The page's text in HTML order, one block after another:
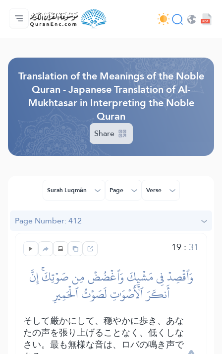
Home
Index of Translations
Audio
Developers' Services - API
About
Contact Us
Language
Translation of the Meanings of the Noble
Quran - Japanese Translation of Al-
Mukhtasar in Interpreting the Noble
Quran
Share
Surah Luqmān Page Verse
Page Number: 412
19: 31
وَٱقۡصِدۡ فِي مَشۡيِكَ وَٱغۡضُضۡ مِن صَوۡتِكَۚ إِنَّ
أَنكَرَ ٱلۡأَصۡوَٰتِ لَصَوۡتُ ٱلۡحَمِيرِ
そして厳かにして、穏やかに歩き、あな
たの声を張り上げることなく、低くしな
さい。最も無様な音は、ロバの鳴き声で